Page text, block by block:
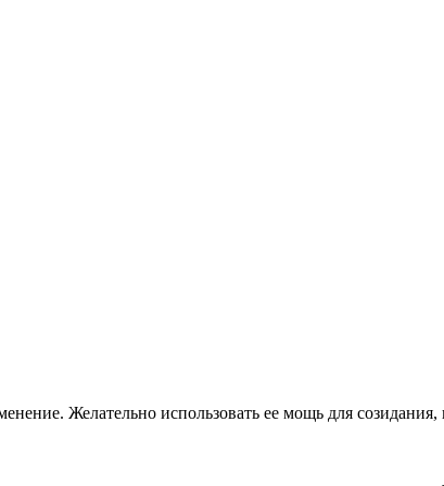
Желательно использовать ее мощь для созидания,